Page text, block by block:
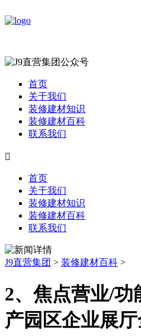
首页
关于我们
装修建材知识
装修建材百科
联系我们

首页
关于我们
装修建材知识
装修建材百科
联系我们
J9直营集团 > 装修建材百科 >
2、焦点营业/功
产园区企业展